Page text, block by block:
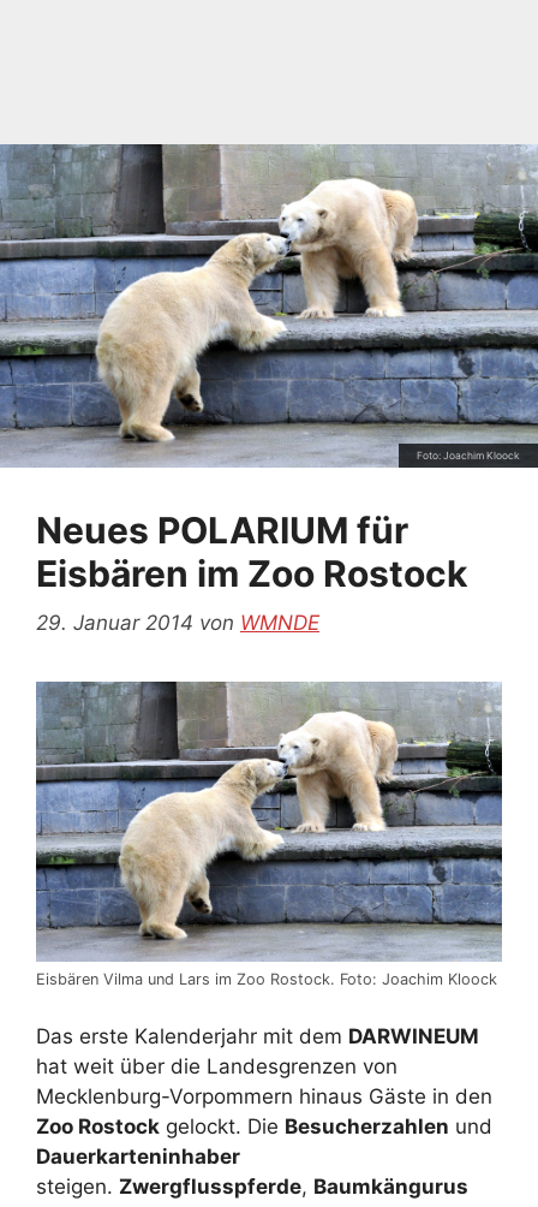
Foto: Joachim Kloock
Neues POLARIUM für
Eisbären im Zoo Rostock
29. Januar 2014 von WMNDE
Eisbären Vilma und Lars im Zoo Rostock. Foto: Joachim Kloock
Das erste Kalenderjahr mit dem DARWINEUM
hat weit über die Landesgrenzen von
Mecklenburg-Vorpommern hinaus Gäste in den
Zoo Rostock gelockt. Die Besucherzahlen und
Dauerkarteninhaber
steigen. Zwergflusspferde, Baumkängurus